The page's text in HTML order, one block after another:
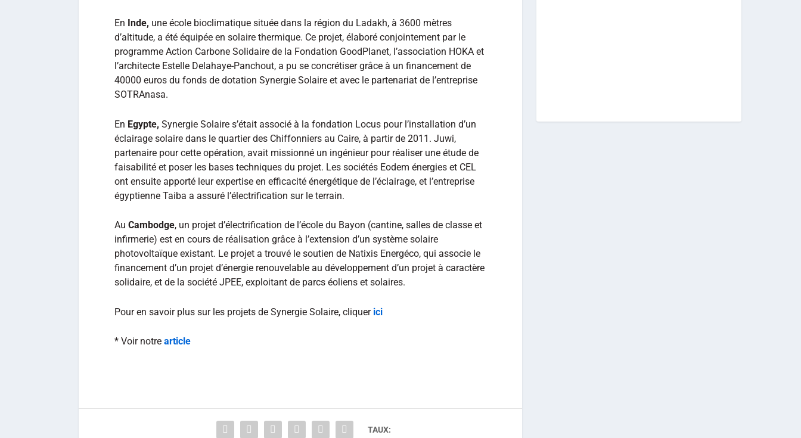
En Inde, une école bioclimatique située dans la région du Ladakh, à 3600 mètres
d’altitude, a été équipée en solaire thermique. Ce projet, élaboré conjointement par le
programme Action Carbone Solidaire de la Fondation GoodPlanet, l’association HOKA et
l’architecte Estelle Delahaye-Panchout, a pu se concrétiser grâce à un financement de
40000 euros du fonds de dotation Synergie Solaire et avec le partenariat de l’entreprise
SOTRAnasa.
En Egypte, Synergie Solaire s’était associé à la fondation Locus pour l’installation d’un
éclairage solaire dans le quartier des Chiffonniers au Caire, à partir de 2011. Juwi,
partenaire pour cette opération, avait missionné un ingénieur pour réaliser une étude de
faisabilité et poser les bases techniques du projet. Les sociétés Eodem énergies et CEL
ont ensuite apporté leur expertise en efficacité énergétique de l’éclairage, et l’entreprise
égyptienne Taiba a assuré l’électrification sur le terrain.
Au Cambodge, un projet d’électrification de l’école du Bayon (cantine, salles de classe et
infirmerie) est en cours de réalisation grâce à l’extension d’un système solaire
photovoltaïque existant. Le projet a trouvé le soutien de Natixis Energéco, qui associe le
financement d’un projet d’énergie renouvelable au développement d’un projet à caractère
solidaire, et de la société JPEE, exploitant de parcs éoliens et solaires.
Pour en savoir plus sur les projets de Synergie Solaire, cliquer ici
* Voir notre article
TAUX: